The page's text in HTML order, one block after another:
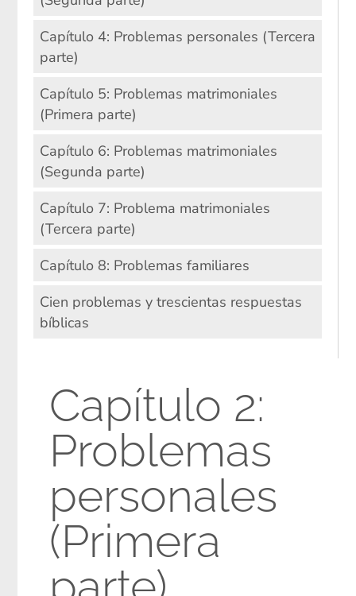
Capítulo 4: Problemas personales (Tercera
parte)
Capítulo 5: Problemas matrimoniales
(Primera parte)
Capítulo 6: Problemas matrimoniales
(Segunda parte)
Capítulo 7: Problema matrimoniales
(Tercera parte)
Capítulo 8: Problemas familiares
Cien problemas y trescientas respuestas
bíblicas
Capítulo 2:
Problemas
personales
(Primera